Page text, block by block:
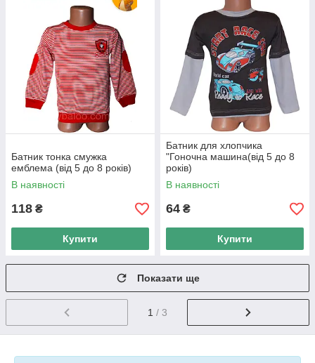
Батник тонка смужка
емблема (від 5 до 8 років)
В наявності
118 ₴
Купити
Батник для хлопчика
"Гоночна машина(від 5 до 8
років)
В наявності
64 ₴
Купити
Показати ще
1 / 3